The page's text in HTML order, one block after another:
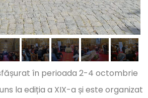
în perioada 2-4 octombrie
la ediția a XIX-a și este organizat